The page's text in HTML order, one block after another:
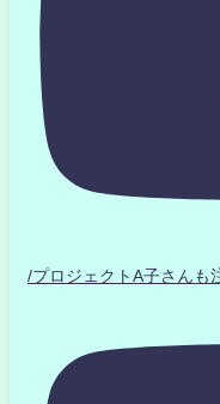
/プロジェクトA子さん